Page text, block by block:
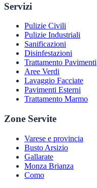
Servizi
Pulizie Civili
Pulizie Industriali
Sanificazioni
Disinfestazioni
Trattamento Pavimenti
Aree Verdi
Lavaggio Facciate
Pavimenti Esterni
Trattamento Marmo
Zone Servite
Varese e provincia
Busto Arsizio
Gallarate
Monza Brianza
Como